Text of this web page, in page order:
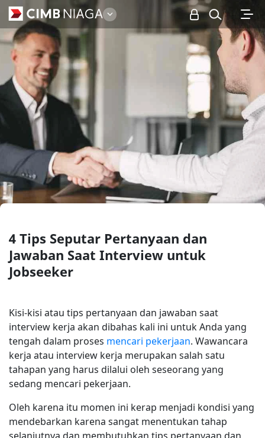
Personal
4 Tips Seputar Pertanyaan dan
Jawaban Saat Interview untuk
Jobseeker
Kisi-kisi atau tips pertanyaan dan jawaban saat
interview kerja akan dibahas kali ini untuk Anda yang
tengah dalam proses mencari pekerjaan. Wawancara
kerja atau interview kerja merupakan salah satu
tahapan yang harus dilalui oleh seseorang yang
sedang mencari pekerjaan.
Oleh karena itu momen ini kerap menjadi kondisi yang
mendebarkan karena sangat menentukan tahap